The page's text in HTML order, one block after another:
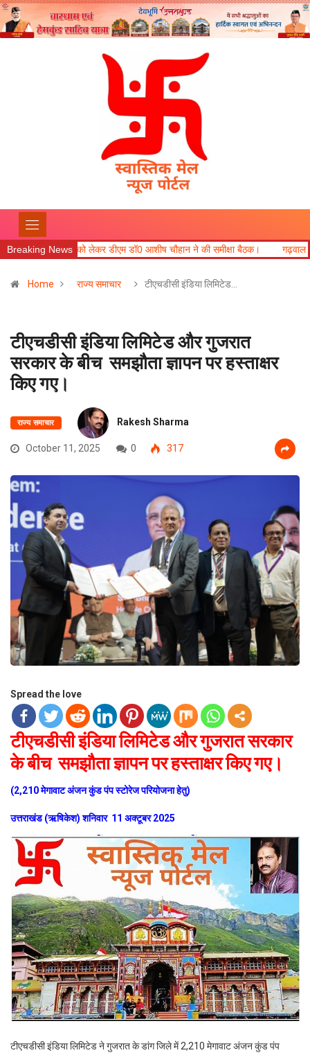
Breaking News
डॉ0 आशीष चौहान ने की समीक्षा बैठक। गढ़वाल आयुक्त ने कहा कि मतदाता सुनवाई में
Home राज्य समाचार टीएचडीसी इंडिया लिमिटेड…
टीएचडीसी इंडिया लिमिटेड और गुजरात
सरकार के बीच समझौता ज्ञापन पर हस्ताक्षर
किए गए।
राज्य समाचार Rakesh Sharma
October 11, 2025 0 317
Spread the love
टीएचडीसी इंडिया लिमिटेड और गुजरात सरकार
के बीच समझौता ज्ञापन पर हस्ताक्षर किए गए।
(2,210 मेगावाट अंजन कुंड पंप स्टोरेज परियोजना हेतु)
उत्तराखंड (ऋषिकेश) शनिवार 11 अक्टूबर 2025
टीएचडीसी इंडिया लिमिटेड ने गुजरात के डांग जिले में 2,210 मेगावाट अंजन कुंड पंप